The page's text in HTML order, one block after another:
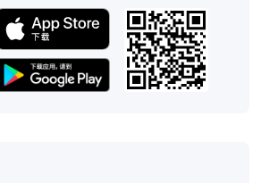
7:02
每日神话 - 圣经奥秘系列 选段274